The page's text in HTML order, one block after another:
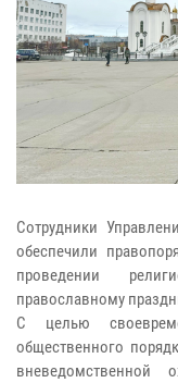
Сотрудники
обеспечили
проведении
православному
С целью
общественного